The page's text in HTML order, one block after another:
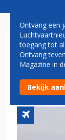
Ontvang een
toegang tot
Ontvang
Magazine in
Bekijk